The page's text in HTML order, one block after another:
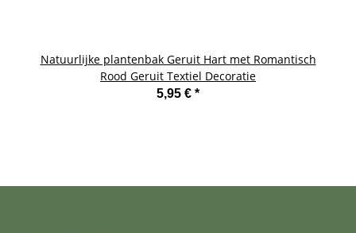
Natuurlijke plantenbak Geruit Hart met Romantisch
Rood Geruit Textiel Decoratie
5,95 € *